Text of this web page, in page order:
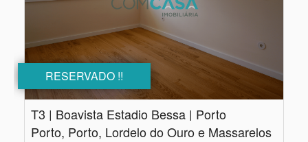
RESERVADO !!
T3 | Boavista Estadio Bessa | Porto
Porto, Porto, Lordelo do Ouro e Massarelos